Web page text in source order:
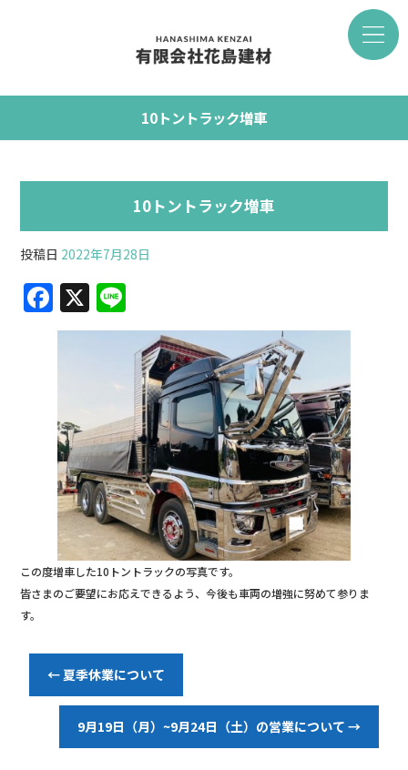
10トントラック増車
10トントラック増車
投稿日 2022年7月28日
F
a
b
o
o
k
X
n
e
この度増車した10トントラックの写真です。
皆さまのご要望にお応えできるよう、今後も車両の増強に努めて参りま
す。
←夏季休業について
9月19日（月）~9月24日（土）の営業について →